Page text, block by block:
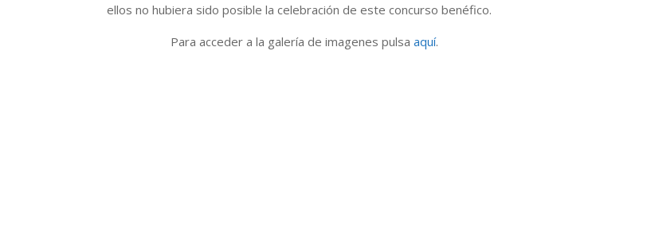
ellos no hubiera sido posible la celebración de este concurso benéfico.
Para acceder a la galería de imagenes pulsaaquí.